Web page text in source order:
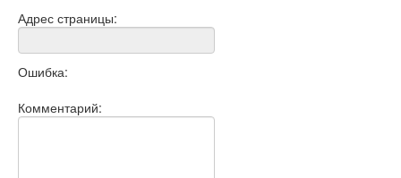
Адрес страницы:
Ошибка:
Комментарий: